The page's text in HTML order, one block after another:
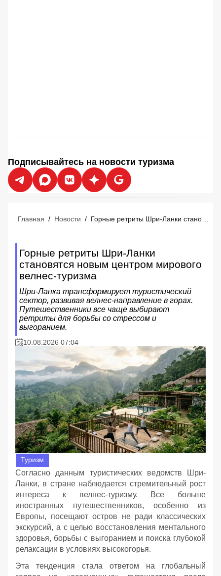
Подписывайтесь на новости туризма
Главная / Новости /
Горные ретриты Шри-Ланки
становятся новым центром мирового
велнес-туризма
Шри-Ланка трансформирует туристический
сектор, развивая велнес-направление в горах.
Путешественники все чаще выбирают
ретриты для борьбы со стрессом и
выгоранием.
10.08.2026 07:04
Туризм
Согласно данным туристических ведомств Шри-
Ланки, в стране наблюдается стремительный рост
интереса к велнес-туризму. Все больше
иностранных путешественников, особенно из
Европы, посещают остров не ради классических
экскурсий, а с целью восстановления ментального
здоровья, борьбы с выгоранием и поиска глубокой
релаксации в условиях высокогорья.
Эта тенденция стала ответом на глобальный